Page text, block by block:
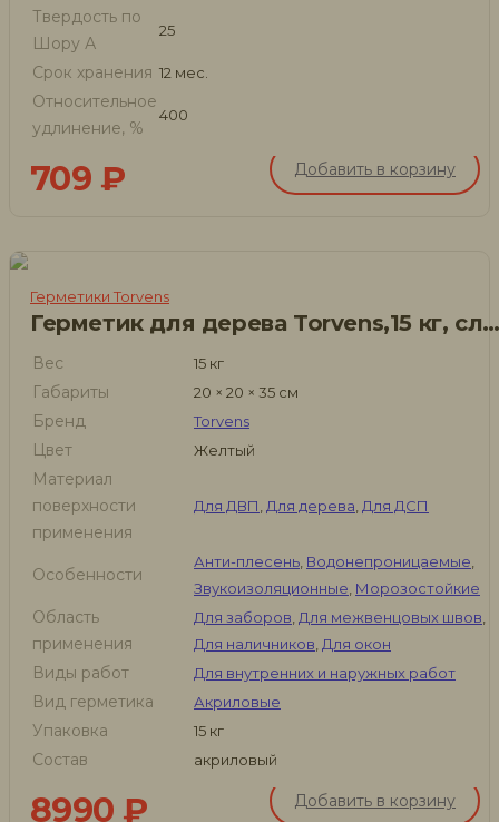
Твердость по
Шору А
25
Срок хранения 12 мес.
Относительное
удлинение, %
400
709 ₽ Добавить в корзину
Герметики Torvens
Герметик для дерева Torvens,15
Вес 15 кг
Габариты 20 × 20 × 35 см
Бренд Torvens
Цвет Желтый
Материал
поверхности
применения
Для ДВП,Для дерева,Для ДСП
Особенности
Анти-плесень, Водонепроницаемые,
Звукоизоляционные, Морозостойкие
Область
применения
Для заборов,Для межвенцовых швов,
Для наличников,Для окон
Виды работ Для внутренних и наружных работ
Вид герметика Акриловые
Упаковка 15 кг
Состав акриловый
8990 ₽ Добавить в корзину